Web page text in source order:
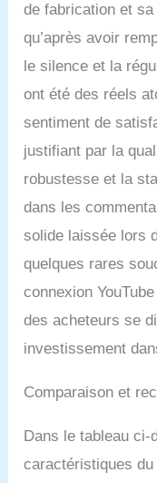
de fabrication et
qu’après avoir
le silence et la
ont été des réels
sentiment de
justifiant par la
robustesse et la
dans les
solide laissée lors
quelques rares
connexion
des acheteurs se
investissement
Comparaison et
Dans le tableau ci-
caractéristiques du